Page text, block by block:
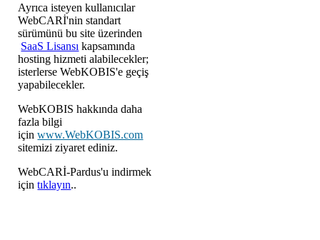
Ayrıca isteyen kullanıcılar
WebCARİ'nin standart
sürümünü bu site üzerinden
SaaS Lisansı kapsamında
hosting hizmeti alabilecekler;
isterlerse WebKOBIS'e geçiş
yapabilecekler.
WebKOBIS hakkında daha
fazla bilgi
içinwww.WebKOBIS.com
sitemizi ziyaret ediniz.
WebCARİ-Pardus'u indirmek
içintıklayın..